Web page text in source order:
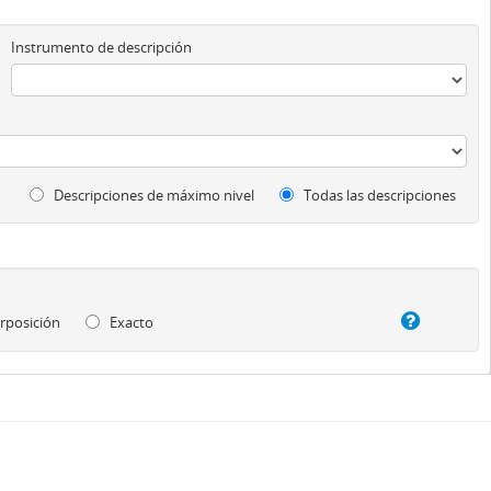
Instrumento de descripción
Descripciones de máximo nivel Todas las descripciones
Exacto